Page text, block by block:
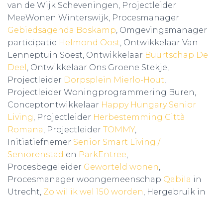
van de Wijk Scheveningen, Projectleider
MeeWonen Winterswijk, Procesmanager
Gebiedsagenda Boskamp, Omgevingsmanager
participatie Helmond Oost, Ontwikkelaar Van
Lenneptuin Soest, Ontwikkelaar Buurtschap De
Deel , Ontwikkelaar Ons Groene Stekje,
Projectleider Dorpsplein Mierlo-Hout,
Projectleider Woningprogrammering Buren,
Conceptontwikkelaar Happy Hungary Senior
Living, Projectleider Herbestemming Città
Romana, Projectleider TOMMY,
Initiatiefnemer Senior Smart Living /
Seniorenstad en ParkEntree,
Procesbegeleider Geworteld wonen,
Procesmanager woongemeenschap Qabila in
Utrecht, Zo wil ik wel 150 worden, Hergebruik in